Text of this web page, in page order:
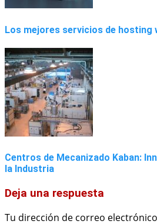
Los mejores servicios de hosting
Centros de Mecanizado Kaban:
la Industria
Deja una respuesta
Tu dirección de correo